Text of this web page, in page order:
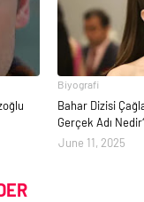
Biyografi
Bahar Dizisi
Gerçek Adı
June 11, 2025